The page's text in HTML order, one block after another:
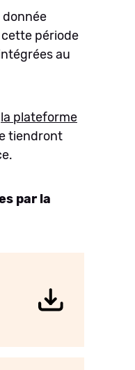
donnée
période
au
la plateforme
tiendront
par la